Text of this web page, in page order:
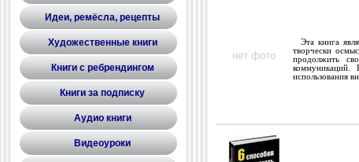
Идеи, ремёсла, рецепты
Художественные книги
Книги с ребрендингом
Книги за подписку
Аудио книги
Видеоуроки
нет фото
Эта книга
творчески
продолжить
коммуникаций.
использования